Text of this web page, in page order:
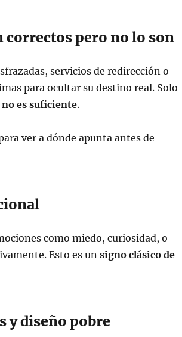
correctos pero no lo son
servicios de redirección o
para ocultar su destino real. Solo
no es suficiente.
ver a dónde apunta antes de
como miedo, curiosidad, o
Esto es un signo clásico de
y diseño pobre